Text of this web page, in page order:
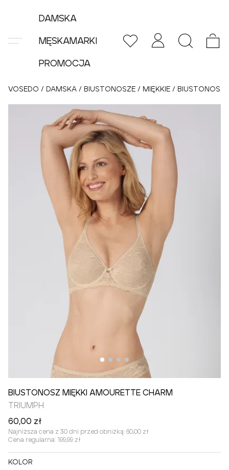
DAMSKA
MĘSKAMARKI
PROMOCJA
VOSEDO / DAMSKA / BIUSTONOSZE / MIĘKKIE / BIUSTONOSZ
BIUSTONOSZ MIĘKKI AMOURETTE CHARM
TRIUMPH
60,00 zł
Najniższa cena z 30 dni przed obniżką: 60,00 zł
Cena regularna: 199,99 zł
KOLOR